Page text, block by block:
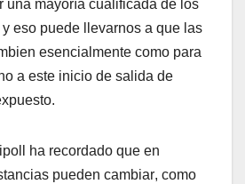
una mayoría cualificada de los
eso puede llevarnos a que las
esencialmente como para
a este inicio de salida de
ha recordado que en
pueden cambiar, como